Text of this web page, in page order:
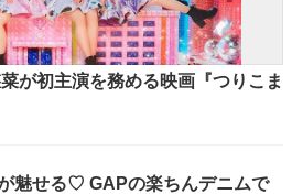
が初主演を務める映画『つりこま
魅せる♡ GAPの楽ちんデニムで